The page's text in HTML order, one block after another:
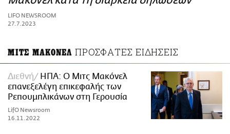
ΑΜΠΑ
PRINT
LIFO NEWSROOM
27.7.2023
ΜΙΤΣ ΜΑΚΟΝΕΛ ΠΡΟΣΦΑΤΕΣ ΕΙΔΗΣΕΙΣ
Διεθνή
ΗΠΑ: Ο Μιτς Μακόνελ
επανεξελέγη επικεφαλής των
Ρεπουμπλικάνων στη Γερουσία
LifO Newsroom
16.11.2022